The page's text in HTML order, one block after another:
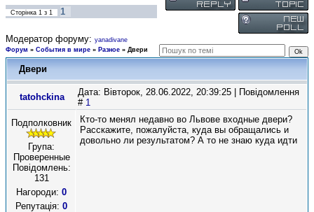
Сторінка 1 з 1 1
Модератор форуму: yanadivane
Форум » События в мире » Разное » Двери
Двери
tatohckina
Дата: Вівторок, 28.06.2022, 20:39:25 | Повідомлення
# 1
Подполковник
Група:
Проверенные
Повідомлень:
131
Нагороди: 0
Репутація: 0
Кто-то менял недавно во Львове входные двери?
Расскажите, пожалуйста, куда вы обращались и
довольно ли результатом? А то не знаю куда идти